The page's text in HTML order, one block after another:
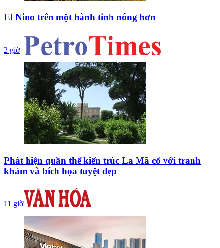
El Nino trên một hành tinh nóng hơn
2 giờ
Phát hiện quần thể kiến trúc La Mã cổ với tranh
khảm và bích họa tuyệt đẹp
11 giờ